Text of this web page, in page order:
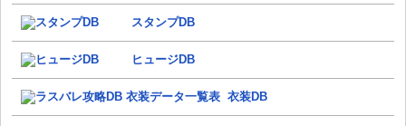
スタンプDB
ヒュージDB
衣装DB